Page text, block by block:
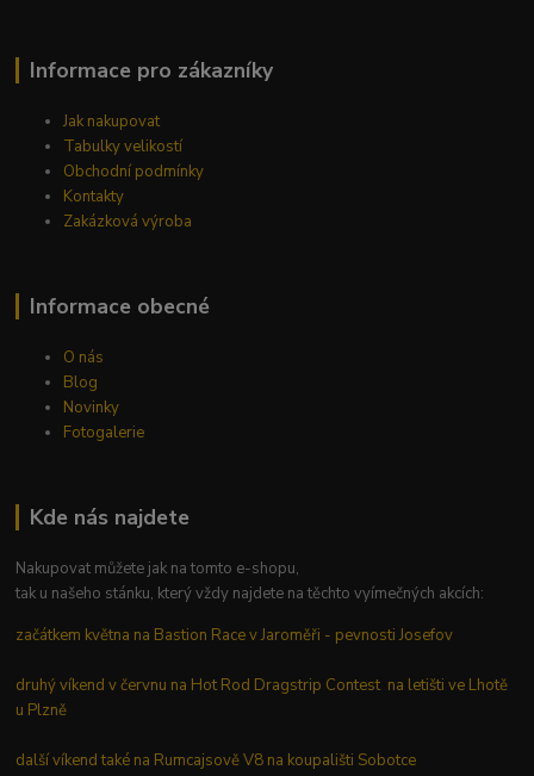
Informace pro zákazníky
Jak nakupovat
Tabulky velikostí
Obchodní podmínky
Kontakty
Zakázková výroba
Informace obecné
O nás
Blog
Novinky
Fotogalerie
Kde nás najdete
Nakupovat můžete jak na tomto e-shopu,
tak u našeho stánku, který vždy najdete na těchto vyímečných akcích:
začátkem května na Bastion Race v Jaroměři - pevnosti Josefov
druhý víkend v červnu na Hot Rod Dragstrip Contest na letišti ve Lhotě
u Plzně
další víkend také na Rumcajsově V8 na koupališti Sobotce